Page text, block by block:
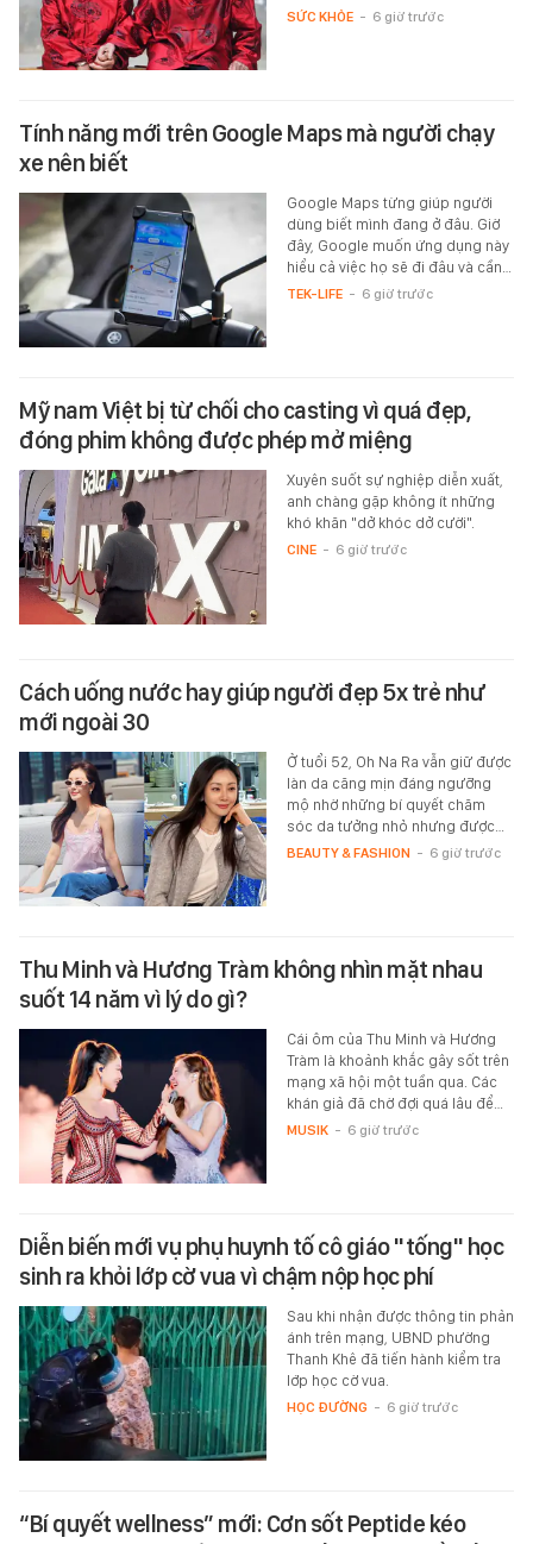
SỨC KHỎE - 6 giờ trước
Tính năng mới trên Google Maps mà người chạy
xe nên biết
Google Maps từng giúp người
dùng biết mình đang ở đâu. Giờ
đây, Google muốn ứng dụng này
hiểu cả việc họ sẽ đi đâu và cần…
TEK-LIFE - 6 giờ trước
Mỹ nam Việt bị từ chối cho casting vì quá đẹp,
đóng phim không được phép mở miệng
Xuyên suốt sự nghiệp diễn xuất,
anh chàng gặp không ít những
khó khăn "dở khóc dở cười".
CINE - 6 giờ trước
Cách uống nước hay giúp người đẹp 5x trẻ như
mới ngoài 30
Ở tuổi 52, Oh Na Ra vẫn giữ được
làn da căng mịn đáng ngưỡng
mộ nhờ những bí quyết chăm
sóc da tưởng nhỏ nhưng được…
BEAUTY & FASHION - 6 giờ trước
Thu Minh và Hương Tràm không nhìn mặt nhau
suốt 14 năm vì lý do gì?
Cái ôm của Thu Minh và Hương
Tràm là khoảnh khắc gây sốt trên
mạng xã hội một tuần qua. Các
khán giả đã chờ đợi quá lâu để…
MUSIK - 6 giờ trước
Diễn biến mới vụ phụ huynh tố cô giáo "tống" học
sinh ra khỏi lớp cờ vua vì chậm nộp học phí
Sau khi nhận được thông tin phản
ánh trên mạng, UBND phường
Thanh Khê đã tiến hành kiểm tra
lớp học cờ vua.
HỌC ĐƯỜNG - 6 giờ trước
“Bí quyết wellness” mới: Cơn sốt Peptide kéo